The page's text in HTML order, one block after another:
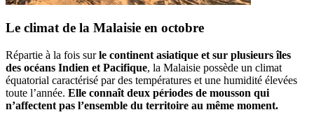
Le climat de la Malaisie en octobre
Répartie à la fois surle continent asiatique et sur plusieurs îles
des océans Indien et Pacifique, la Malaisie possède un climat
équatorial caractérisé par des températures et une humidité élevées
toute l’année. Elle connaît deux périodes de mousson qui
n’affectent pas l’ensemble du territoire au même moment.